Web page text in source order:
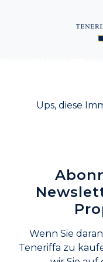
Ups, diese
Wenn Sie
Teneriffa zu